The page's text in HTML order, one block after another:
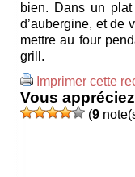
bien. Dans un
d’aubergine, et de
mettre au four
grill.
Imprimer cette
Vous
(9